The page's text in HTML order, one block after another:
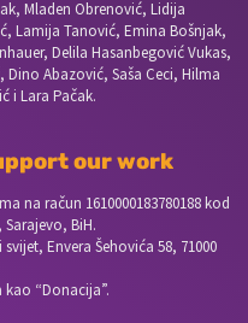
Mladen Obrenović, Lidija
Lamija Tanović, Emina Bošnjak,
Delila Hasanbegović Vukas,
Abazović, Saša Ceci, Hilma
i Lara Pačak.
our work
na račun 1610000183780188 kod
BiH.
Envera Šehovića 58, 71000
“Donacija”.